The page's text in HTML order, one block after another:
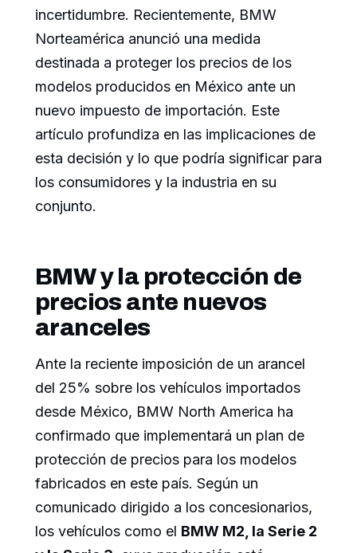
incertidumbre. Recientemente, BMW
Norteamérica anunció una medida
destinada a proteger los precios de los
modelos producidos en México ante un
nuevo impuesto de importación. Este
artículo profundiza en las implicaciones de
esta decisión y lo que podría significar para
los consumidores y la industria en su
conjunto.
BMW y la protección de
precios ante nuevos
aranceles
Ante la reciente imposición de un arancel
del 25% sobre los vehículos importados
desde México, BMW North America ha
confirmado que implementará un plan de
protección de precios para los modelos
fabricados en este país. Según un
comunicado dirigido a los concesionarios,
los vehículos como el BMW M2, la Serie 2